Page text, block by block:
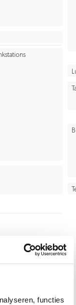
functies